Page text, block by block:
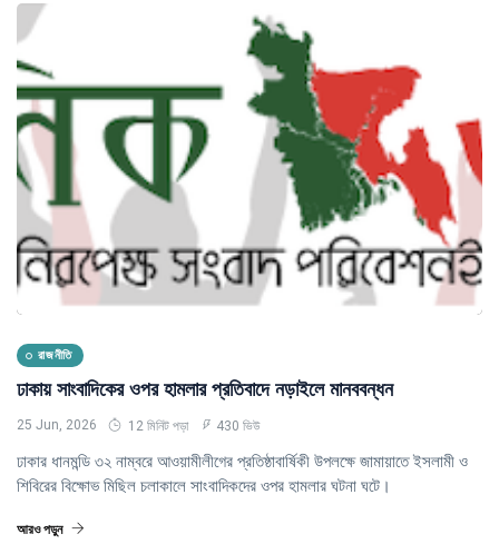
রাজনীতি
ঢাকায় সাংবাদিকের ওপর হামলার প্রতিবাদে নড়াইলে মানববন্ধন
25 Jun, 2026 12 মিনিট পড়া 430 ভিউ
ঢাকার ধানমন্ডি ৩২ নাম্বরে আওয়ামীলীগের প্রতিষ্ঠাবার্ষিকী উপলক্ষে জামায়াতে ইসলামী ও
শিবিরের বিক্ষোভ মিছিল চলাকালে সাংবাদিকদের ওপর হামলার ঘটনা ঘটে।
আরও পড়ুন